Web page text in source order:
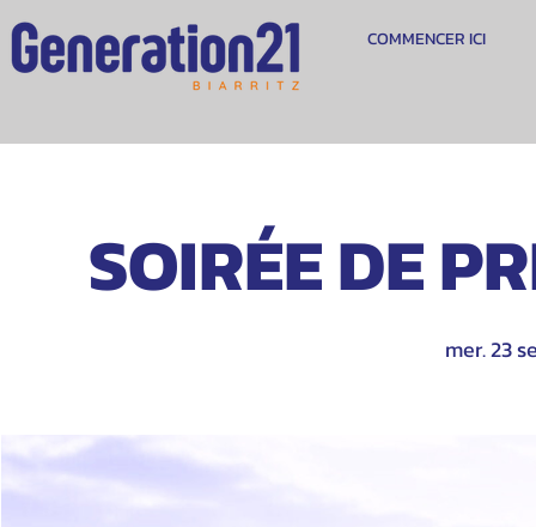
COMMENCER ICI
SOIRÉE DE
mer. 23